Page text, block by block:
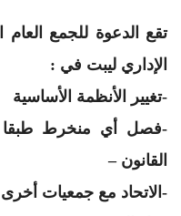
تقع الدعوة للجمع
الإداري ليبت في :
-تغيير الأنظمة الأساسية
القانون –
-الاتحاد مع جمعيات أخرى